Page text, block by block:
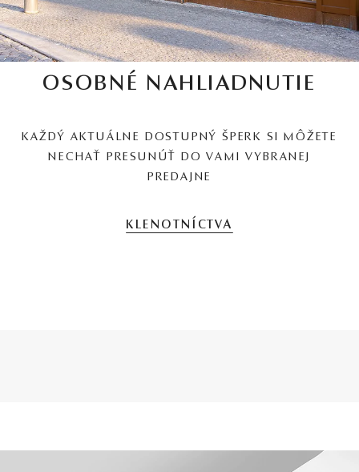
OSOBNÉ NAHLIADNUTIE
KAŽDÝ AKTUÁLNE DOSTUPNÝ ŠPERK SI MÔŽETE
NECHAŤ PRESUNÚŤ DO VAMI VYBRANEJ
PREDAJNE
KLENOTNÍCTVA